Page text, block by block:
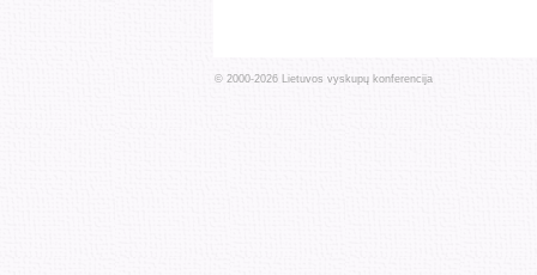
© 2000-2026 Lietuvos vyskupų konferencija